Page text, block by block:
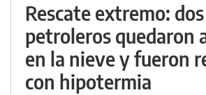
Rescate extremo: dos
petroleros quedaron
en la nieve y fueron
con hipotermia